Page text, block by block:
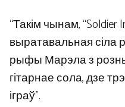
“Такім чынам, “Soldier
выратавальная сіла
рыфы Марэла з
гітарнае сола, дзе
іграў”.